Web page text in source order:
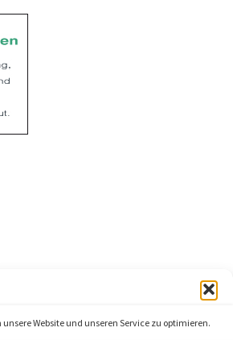
Website und unseren Service zu optimieren.